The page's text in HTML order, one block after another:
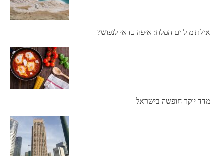
אילת מול ים המלח: איפה כדאי לנפוש?
מדד יוקר חופשה בישראל